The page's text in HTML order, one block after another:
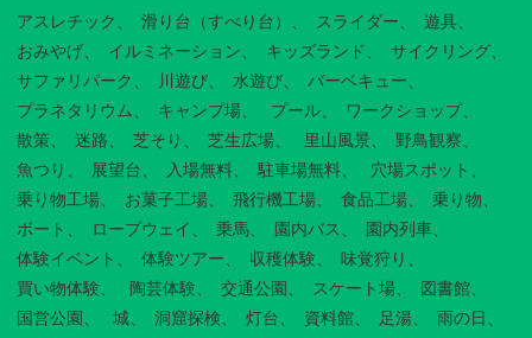
アスレチック 滑り台（すべり台） スライダー
遊具
おみやげ
イルミネーション キッズランド
サイクリング
サファリパーク
川遊び 水遊び
バーベキュー
プラネタリウム
キャンプ場 プール
ワークショップ
散策
迷路 芝そり 芝生広場 里山風景
野鳥観察
魚つり
展望台 入場無料 駐車場無料
穴場スポット
乗り物工場
お菓子工場 飛行機工場 食品工場
乗り物
ボート
ロープウェイ 乗馬 園内バス
園内列車
体験イベント
体験ツアー 収穫体験
味覚狩り
買い物体験
陶芸体験 交通公園 スケート場
図書館
国営公園
城 洞窟探検 灯台 資料館 足湯 雨の日